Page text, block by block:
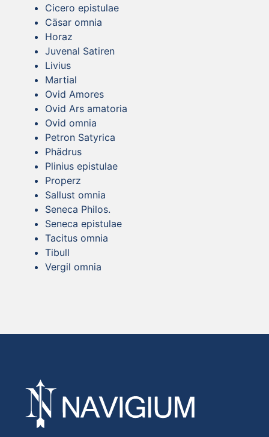
Cicero epistulae
Cäsar omnia
Horaz
Juvenal Satiren
Livius
Martial
Ovid Amores
Ovid Ars amatoria
Ovid omnia
Petron Satyrica
Phädrus
Plinius epistulae
Properz
Sallust omnia
Seneca Philos.
Seneca epistulae
Tacitus omnia
Tibull
Vergil omnia